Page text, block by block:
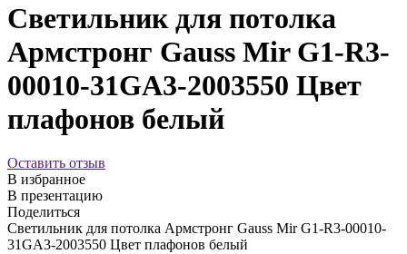
Светильник для потолка
Армстронг Gauss Mir G1-R3-
00010-31GA3-2003550 Цвет
плафонов белый
Оставить отзыв
В избранное
В презентацию
Поделиться
Светильник для потолка Армстронг Gauss Mir G1-R3-00010-
31GA3-2003550 Цвет плафонов белый